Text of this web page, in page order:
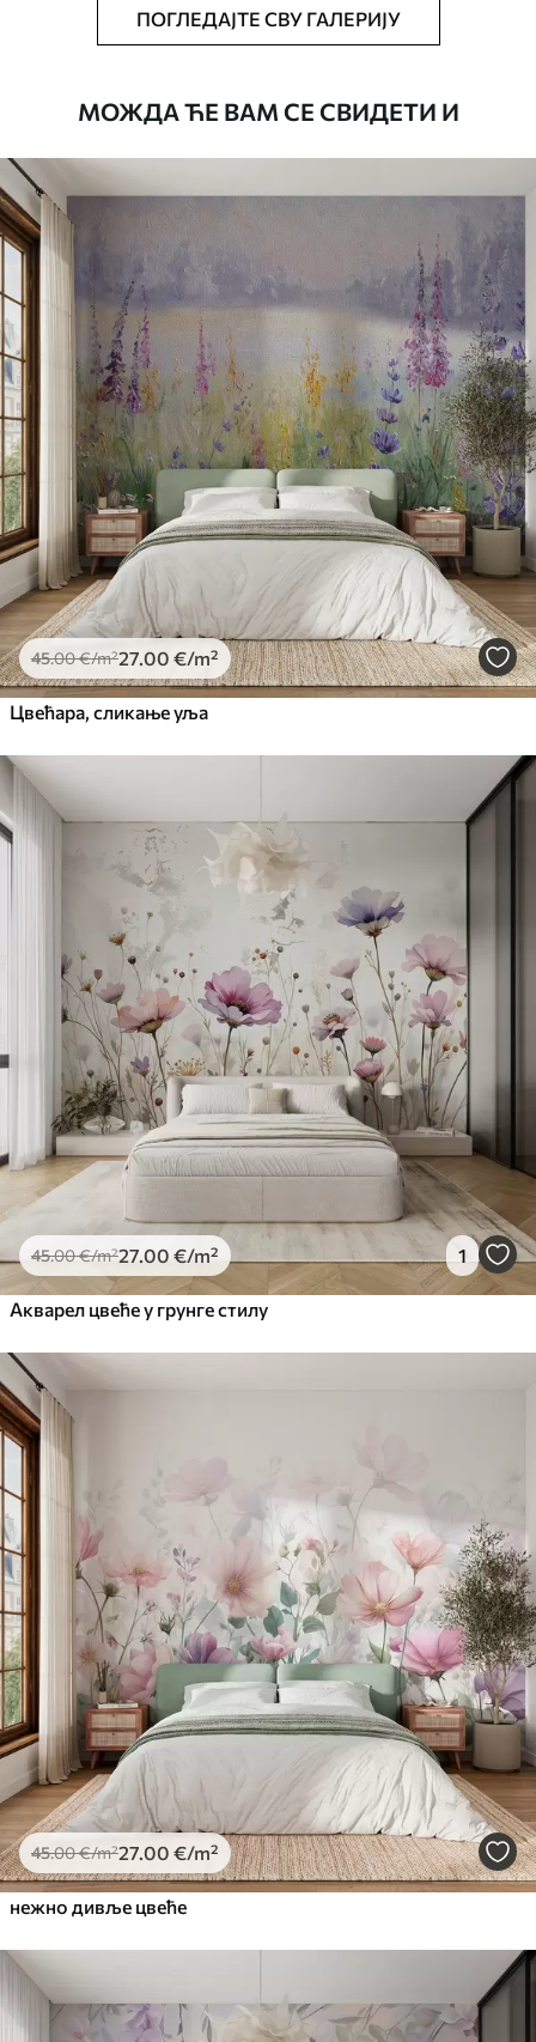
Тапета се може нежно очистити меким
сунђером. Позадине са завршном
водом.
Доступни материјали
Standard
27 .00 €/m²
Premium
.67 34 .00
Premium Vinil
65.0039.00 €/m²
Peel and Stick
81.6749.00€/m²
ПОГЛЕДАЈТЕ СВУ ГАЛЕРИЈУ
МОЖДА ЋЕ ВАМ СЕ СВИДЕТИ И
45.00€/m²27 .00 €/m²
Цвећара, сликање уља
45.00€/m²27 .00 €/m² 1
Акварел цвеће у грунге стилу
45.00€/m²27 .00 €/m²
нежно дивље цвеће